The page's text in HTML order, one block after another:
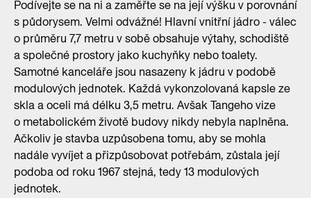
Podívejte se na ni a zaměřte se na její výšku v porovnání
s půdorysem. Velmi odvážné! Hlavní vnitřní jádro - válec
o průměru 7,7 metru v sobě obsahuje výtahy, schodiště
a společné prostory jako kuchyňky nebo toalety.
Samotné kanceláře jsou nasazeny k jádru v podobě
modulových jednotek. Každá vykonzolovaná kapsle ze
skla a oceli má délku 3,5 metru. Avšak Tangeho vize
o metabolickém životě budovy nikdy nebyla naplněna.
Ačkoliv je stavba uzpůsobena tomu, aby se mohla
nadále vyvíjet a přizpůsobovat potřebám, zůstala její
podoba od roku 1967 stejná, tedy 13 modulových
jednotek.